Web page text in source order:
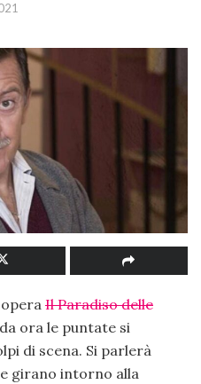
Il Paradiso delle
ora le puntate si
di scena. Si parlerà
girano intorno alla